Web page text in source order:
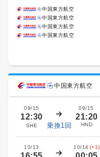
中国東方航空
中国東方航空
中国東方航空
中国東方航空
中国東方航空
09/15
12:30
SHE 乗換1回
09/15
21:20
HND
10/13 10/14 (+1)